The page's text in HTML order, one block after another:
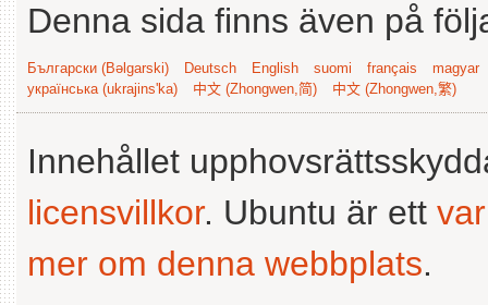
Denna sida finns även på
Български (Bəlgarski) Deutsch English suomi français
magyar
українська (ukrajins'ka)
中文 (Zhongwen,简) 中文 (Zhongwen,繁)
Innehållet
licensvillkor. Ubuntu är ett
mer om denna webbplats.